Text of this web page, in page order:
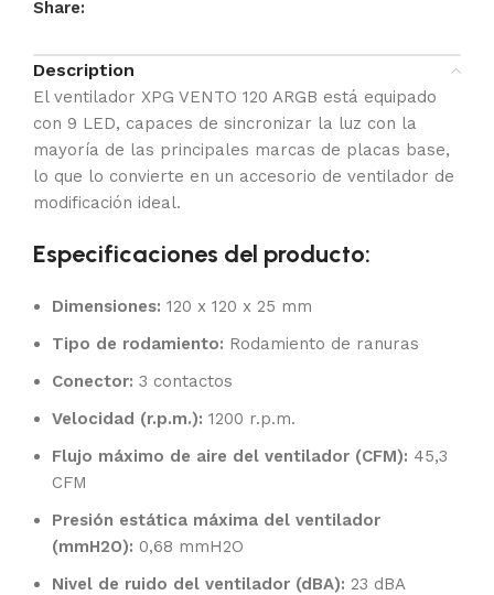
Share:
Description
El ventilador XPG VENTO 120 ARGB está equipado
con 9 LED, capaces de sincronizar la luz con la
mayoría de las principales marcas de placas base,
lo que lo convierte en un accesorio de ventilador de
modificación ideal.
Especificaciones del producto:
Dimensiones: 120 x 120 x 25 mm
Tipo de rodamiento: Rodamiento de ranuras
Conector: 3 contactos
Velocidad (r.p.m.): 1200 r.p.m.
Flujo máximo de aire del ventilador (CFM): 45,3
CFM
Presión estática máxima del ventilador
(mmH2O): 0,68 mmH2O
Nivel de ruido del ventilador (dBA): 23 dBA